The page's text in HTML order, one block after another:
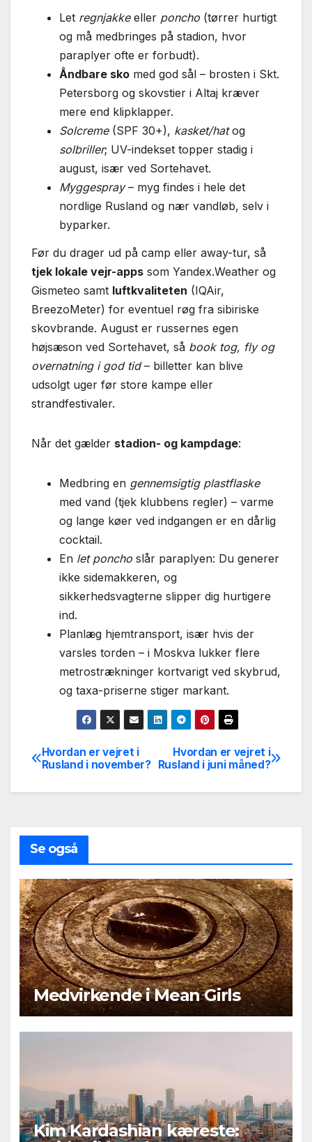
Let regnjakkeeller poncho (tørrer hurtigt
og må medbringes på stadion, hvor
paraplyer ofte er forbudt).
Åndbare sko med god sål – brosten i Skt.
Petersborg og skovstier i Altaj kræver
mere end klipklapper.
Solcreme(SPF 30+), kasket/hatog
solbriller; UV-indekset topper stadig i
august, især ved Sortehavet.
Myggespray– myg findes i hele det
nordlige Rusland og nær vandløb, selv i
byparker.
Før du drager ud på camp eller away-tur, så
tjek lokale vejr-apps som Yandex.Weather og
Gismeteo samt luftkvaliteten (IQAir,
BreezoMeter) for eventuel røg fra sibiriske
skovbrande. August er russernes egen
højsæson ved Sortehavet, så book tog, fly og
overnatning i god tid– billetter kan blive
udsolgt uger før store kampe eller
strandfestivaler.
Når det gælder stadion- og kampdage:
Medbring en gennemsigtig plastflaske
med vand (tjek klubbens regler) – varme
og lange køer ved indgangen er en dårlig
cocktail.
En let poncho slår paraplyen: Du generer
ikke sidemakkeren, og
sikkerhedsvagterne slipper dig hurtigere
ind.
Planlæg hjemtransport, især hvis der
varsles torden – i Moskva lukker flere
metrostrækninger kortvarigt ved skybrud,
og taxa-priserne stiger markant.
Indlægsnavigation
Hvordan er vejret i
Rusland i juni måned?
Hvordan er vejret i
Rusland i november?
Se også
Medvirkende i Mean Girls
Kim Kardashian kæreste: